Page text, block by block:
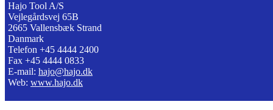
Hajo Tool A/S
Vejlegårdsvej 65B
2665 Vallensbæk Strand
Danmark
Telefon +45 4444 2400
Fax +45 4444 0833
E-mail: hajo@hajo.dk
Web: www.hajo.dk